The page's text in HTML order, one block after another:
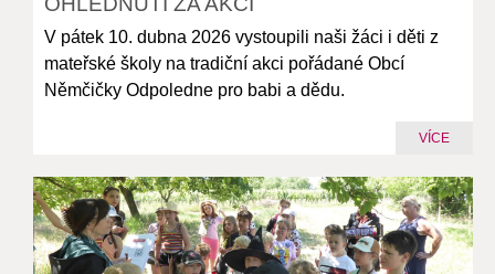
V pátek 10. dubna 2026 vystoupili naši žáci i děti z
mateřské školy na tradiční akci pořádané Obcí
Němčičky Odpoledne pro babi a dědu.
VÍCE